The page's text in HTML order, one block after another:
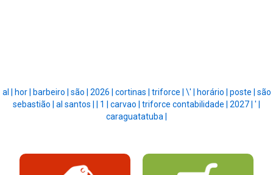
al | hor | barbeiro | são | 2026 | cortinas | triforce | \' | horário | poste | são
sebastião | al santos | 1 | carvao | triforce contabilidade | 2027 | ' |
caraguatatuba |